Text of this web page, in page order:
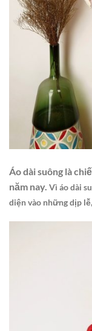
Áo dài suông là
năm nay. Vì áo dài
diện vào những dịp